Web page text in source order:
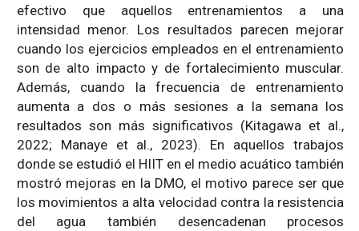
efectivo que aquellos entrenamientos a una
intensidad menor. Los resultados parecen mejorar
cuando los ejercicios empleados en el entrenamiento
son de alto impacto y de fortalecimiento muscular.
Además, cuando la frecuencia de entrenamiento
aumenta a dos o más sesiones a la semana los
resultados son más significativos (Kitagawa et al.,
2022; Manaye et al., 2023). En aquellos trabajos
donde se estudió el HIIT en el medio acuático también
mostró mejoras en la DMO, el motivo parece ser que
los movimientos a alta velocidad contra la resistencia
del agua también desencadenan procesos